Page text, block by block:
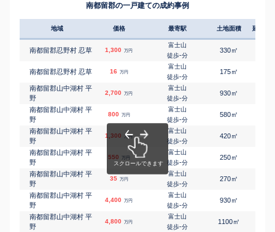
南都留郡の一戸建ての成約事例
地域 価格 最寄駅 土地面積 延床面
南都留郡忍野村 忍草 1,300 万円
富士山
徒歩-分
330㎡
南都留郡忍野村 忍草 16 万円
富士山
徒歩-分
175㎡
南都留郡山中湖村 平
野
2,700 万円
富士山
徒歩-分
930㎡
南都留郡山中湖村 平
野
800 万円
富士山
徒歩-分
580㎡
南都留郡山中湖村 平
野
1,300 万円
富士山
徒歩-分
420㎡
南都留郡山中湖村 平
野
550 万円
富士山
徒歩-分
250㎡
南都留郡山中湖村 平
野
35 万円
富士山
徒歩-分
270㎡
南都留郡山中湖村 平
野
4,400 万円
富士山
徒歩-分
930㎡
南都留郡山中湖村 平
野
4,800 万円
富士山
徒歩-分
1100㎡